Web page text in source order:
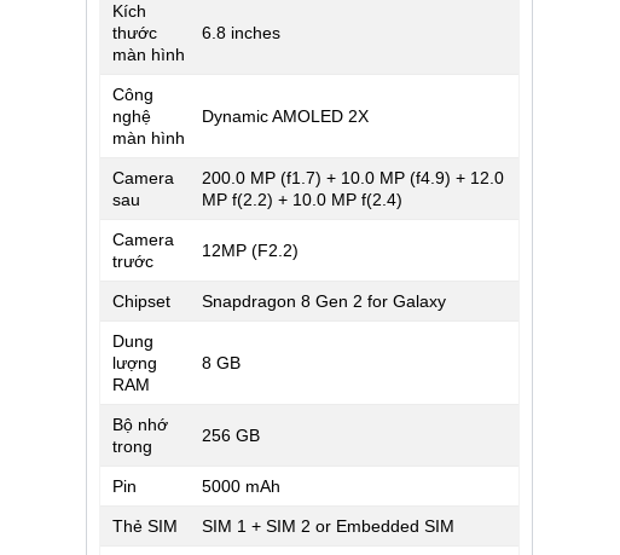
Kích
thước
màn hình
6.8 inches
Công
nghệ
màn hình
Dynamic AMOLED 2X
Camera
sau
200.0 MP (f1.7) + 10.0 MP (f4.9) + 12.0
MP f(2.2) + 10.0 MP f(2.4)
Camera
trước
12MP (F2.2)
Chipset Snapdragon 8 Gen 2 for Galaxy
Dung
lượng
RAM
8 GB
Bộ nhớ
trong
256 GB
Pin 5000 mAh
Thẻ SIM SIM 1 + SIM 2 or Embedded SIM